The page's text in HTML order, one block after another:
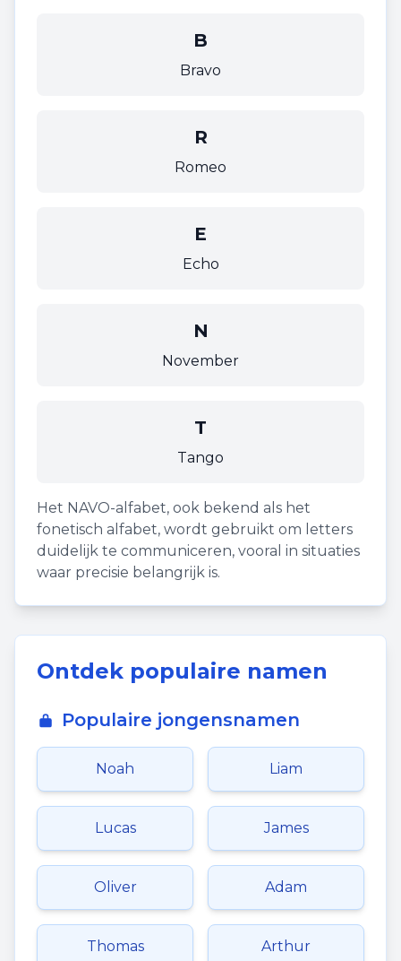
B
Bravo
R
Romeo
E
Echo
N
November
T
Tango
Het NAVO-alfabet, ook bekend als het
fonetisch alfabet, wordt gebruikt om letters
duidelijk te communiceren, vooral in situaties
waar precisie belangrijk is.
Ontdek populaire namen
Populaire jongensnamen
Noah Liam
Lucas James
Oliver Adam
Thomas Arthur